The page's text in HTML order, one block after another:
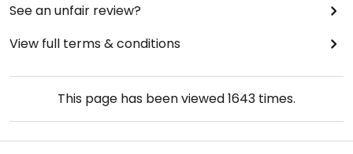
See an unfair review?
View full terms & conditions
This page has been viewed1643 times.